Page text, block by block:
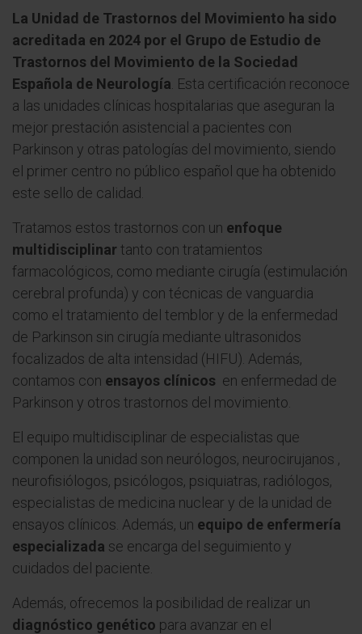
La Unidad de Trastornos del Movimiento ha sido
acreditada en 2024 por el Grupo de Estudio de
Trastornos del Movimiento de la Sociedad
Española de Neurología . Esta certificación reconoce
a las unidades clínicas hospitalarias que aseguran la
mejor prestación asistencial a pacientes con
Parkinson y otras patologías del movimiento, siendo
el primer centro no público español que ha obtenido
este sello de calidad.
Tratamos estos trastornos con un enfoque
multidisciplinar tanto con tratamientos
farmacológicos, como mediante cirugía (estimulación
cerebral profunda) y con técnicas de vanguardia
como el tratamiento del temblor y de la enfermedad
de Parkinson sin cirugía mediante ultrasonidos
focalizados de alta intensidad (HIFU). Además,
contamos con ensayos clínicos en enfermedad de
Parkinson y otros trastornos del movimiento.
El equipo multidisciplinar de especialistas que
componen la unidad son neurólogos, neurocirujanos ,
neurofisiólogos, psicólogos, psiquiatras, radiólogos,
especialistas de medicina nuclear y de la unidad de
ensayos clínicos. Además, un equipo de enfermería
especializada se encarga del seguimiento y
cuidados del paciente.
Además, ofrecemos la posibilidad de realizar un
diagnóstico genético para avanzar en el